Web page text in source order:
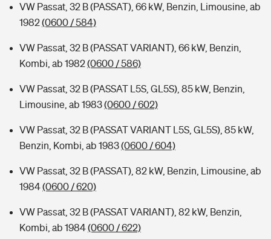
VW Passat, 32 B (PASSAT), 66 kW, Benzin, Limousine, ab
1982(0600 / 584)
VW Passat, 32 B (PASSAT VARIANT), 66 kW, Benzin,
Kombi, ab 1982(0600 / 586)
VW Passat, 32 B (PASSAT L5S, GL5S), 85 kW, Benzin,
Limousine, ab 1983(0600 / 602)
VW Passat, 32 B (PASSAT VARIANT L5S, GL5S), 85 kW,
Benzin, Kombi, ab 1983(0600 / 604)
VW Passat, 32 B (PASSAT), 82 kW, Benzin, Limousine, ab
1984(0600 / 620)
VW Passat, 32 B (PASSAT VARIANT), 82 kW, Benzin,
Kombi, ab 1984(0600 / 622)